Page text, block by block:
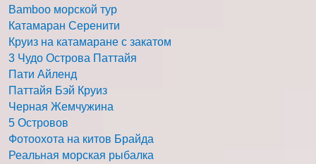
Bamboo морской тур
Катамаран Серенити
Круиз на катамаране с закатом
3 Чудо Острова Паттайя
Пати Айленд
Паттайя Бэй Круиз
Черная Жемчужина
5 Островов
Фотоохота на китов Брайда
Реальная морская рыбалка